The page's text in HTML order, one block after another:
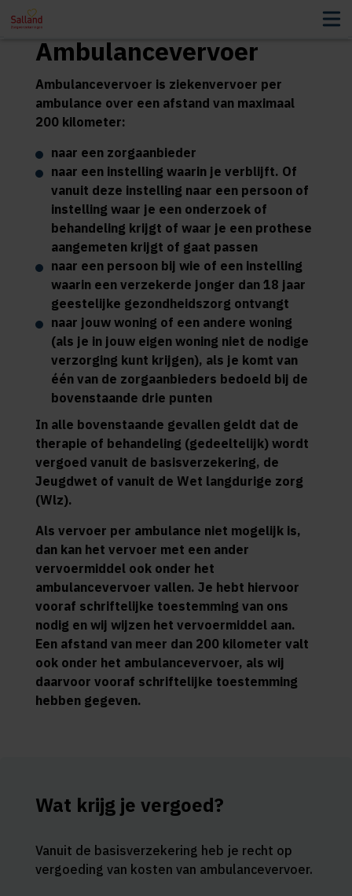
Ambulancevervoer
Ambulancevervoer is ziekenvervoer per
ambulance over een afstand van maximaal
200 kilometer:
naar een zorgaanbieder
naar een instelling waarin je verblijft. Of
vanuit deze instelling naar een persoon of
instelling waar je een onderzoek of
behandeling krijgt of waar je een prothese
aangemeten krijgt of gaat passen
naar een persoon bij wie of een instelling
waarin een verzekerde jonger dan 18 jaar
geestelijke gezondheidszorg ontvangt
naar jouw woning of een andere woning
(als je in jouw eigen woning niet de nodige
verzorging kunt krijgen), als je komt van
één van de zorgaanbieders bedoeld bij de
bovenstaande drie punten
In alle bovenstaande gevallen geldt dat de
therapie of behandeling (gedeeltelijk) wordt
vergoed vanuit de basisverzekering, de
Jeugdwet of vanuit de Wet langdurige zorg
(Wlz).
Als vervoer per ambulance niet mogelijk is,
dan kan het vervoer met een ander
vervoermiddel ook onder het
ambulancevervoer vallen. Je hebt hiervoor
vooraf schriftelijke toestemming van ons
nodig en wij wijzen het vervoermiddel aan.
Een afstand van meer dan 200 kilometer valt
ook onder het ambulancevervoer, als wij
daarvoor vooraf schriftelijke toestemming
hebben gegeven.
Wat krijg je vergoed?
Vanuit de basisverzekering heb je recht op
vergoeding van kosten van ambulancevervoer.